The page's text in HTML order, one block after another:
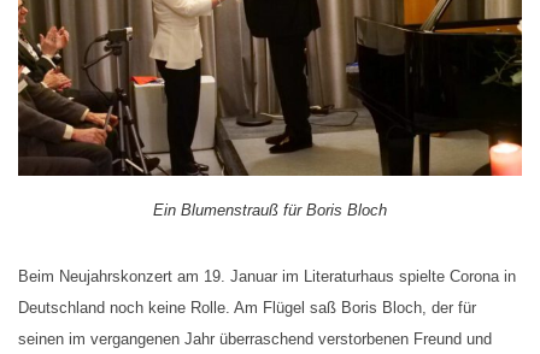
Ein Blumenstrauß für Boris Bloch
Beim Neujahrskonzert am 19. Januar im Literaturhaus spielte Corona in
Deutschland noch keine Rolle. Am Flügel saß Boris Bloch, der für
seinen im vergangenen Jahr überraschend verstorbenen Freund und